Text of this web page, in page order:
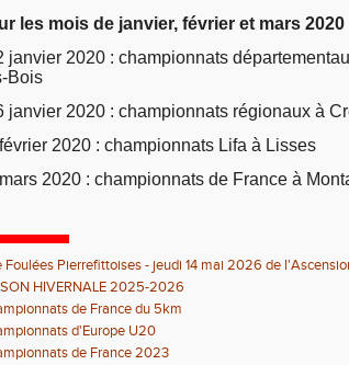
les mois de janvier, février et mars 2020
janvier 2020 : championnats
Bois
janvier 2020 : championnats régionaux à
2020 : championnats Lifa à Lisses
2020 : championnats de France à
Foulées Pierrefittoises - jeudi 14 mai 2026 de
HIVERNALE 2025-2026
de France du 5km
d'Europe U20
de France 2023